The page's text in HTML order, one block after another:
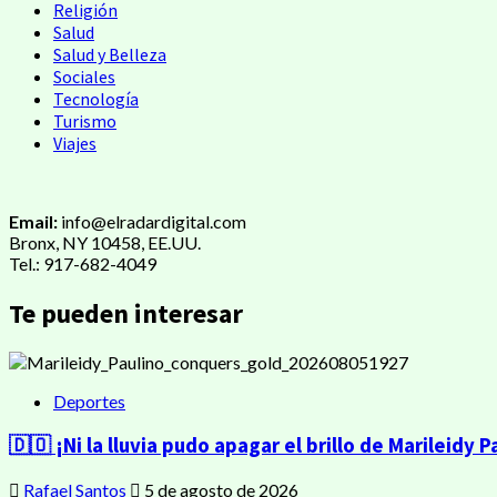
Religión
Salud
Salud y Belleza
Sociales
Tecnología
Turismo
Viajes
Email: info@elradardigital.com
Bronx, NY 10458, EE.UU.
Tel.: 917-682-4049
Te pueden interesar
Deportes
🇩🇴 ¡Ni la lluvia pudo apagar el brillo de Marileidy
Rafael Santos 5 de agosto de 2026